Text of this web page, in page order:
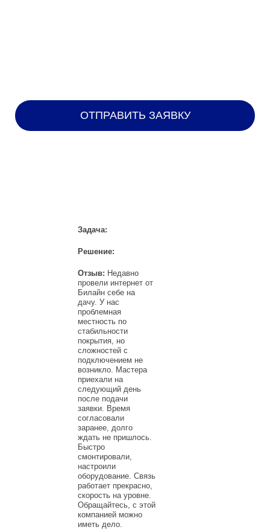
Задача:
Решение:
Отзыв: Недавно
провели интернет от
Билайн себе на
дачу. У нас
проблемная
местность по
стабильности
покрытия, но
сложностей с
подключением не
возникло. Мастера
приехали на
следующий день
после подачи
заявки. Время
согласовали
заранее, долго
ждать не пришлось.
Быстро
смонтировали,
настроили
оборудование. Связь
работает прекрасно,
скорость на уровне.
Обращайтесь, с этой
компанией можно
иметь дело.